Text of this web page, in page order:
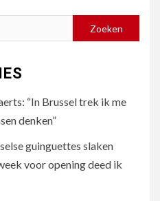
“In Brussel trek ik me
denken”
guinguettes slaken
voor opening deed ik